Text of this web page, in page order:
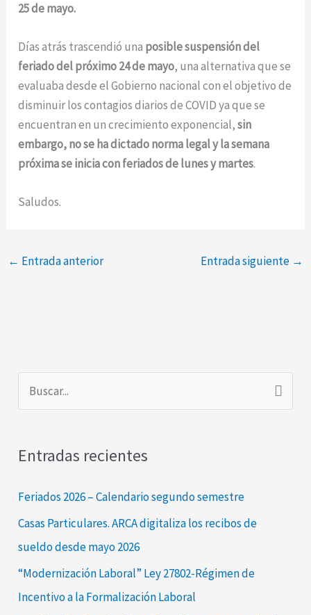
25 de mayo.
Días atrás trascendió una posiblesuspensión del
feriado del próximo 24 de mayo, una alternativa que se
evaluaba desde el Gobierno nacional con el objetivo de
disminuir los contagios diarios de COVID ya que se
encuentran en un crecimiento exponencial,sin
embargo, no se ha dictado norma legal y la semana
próxima se inicia con feriados de lunes y martes.
Saludos.
← Entrada anterior Entrada siguiente →
c
a
Entradas recientes
Feriados 2026 – Calendario segundo semestre
Casas Particulares. ARCA digitaliza los recibos de
sueldo desde mayo 2026
“Modernización Laboral” Ley 27802-Régimen de
Incentivo a la Formalización Laboral